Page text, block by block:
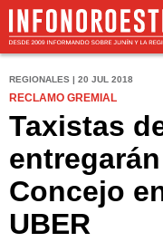
REGIONALES | 20 JUL 2018
RECLAMO GREMIAL
Taxistas
Concejo
UBER